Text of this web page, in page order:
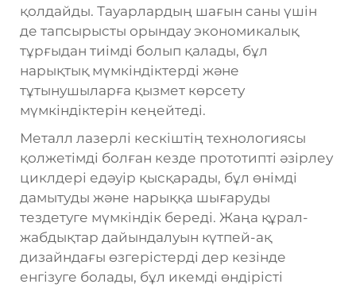
қолдайды. Тауарлардың шағын саны үшін
де тапсырысты орындау экономикалық
тұрғыдан тиімді болып қалады, бұл
нарықтық мүмкіндіктерді және
тұтынушыларға қызмет көрсету
мүмкіндіктерін кеңейтеді.
Металл лазерлі кескіштің технологиясы
қолжетімді болған кезде прототипті әзірлеу
циклдері едәуір қысқарады, бұл өнімді
дамытуды және нарыққа шығаруды
тездетуге мүмкіндік береді. Жаңа құрал-
жабдықтар дайындалуын күтпей-ақ
дизайндағы өзгерістерді дер кезінде
енгізуге болады, бұл икемді өндірісті